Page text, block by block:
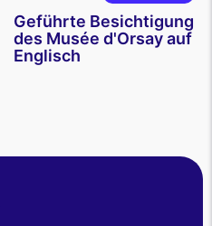
Geführte Besichtigung
des Musée d'Orsay auf
Englisch